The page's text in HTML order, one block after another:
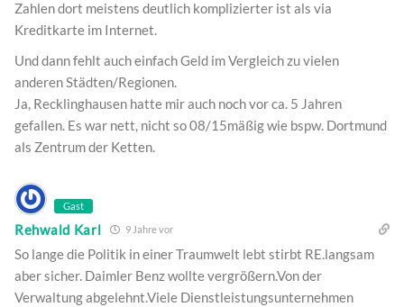
Zahlen dort meistens deutlich komplizierter ist als via
Kreditkarte im Internet.
Und dann fehlt auch einfach Geld im Vergleich zu vielen
anderen Städten/Regionen.
Ja, Recklinghausen hatte mir auch noch vor ca. 5 Jahren
gefallen. Es war nett, nicht so 08/15mäßig wie bspw. Dortmund
als Zentrum der Ketten.
Gast
Rehwald Karl 9 Jahre vor
So lange die Politik in einer Traumwelt lebt stirbt RE.langsam
aber sicher. Daimler Benz wollte vergrößern.Von der
Verwaltung abgelehnt.Viele Dienstleistungsunternehmen